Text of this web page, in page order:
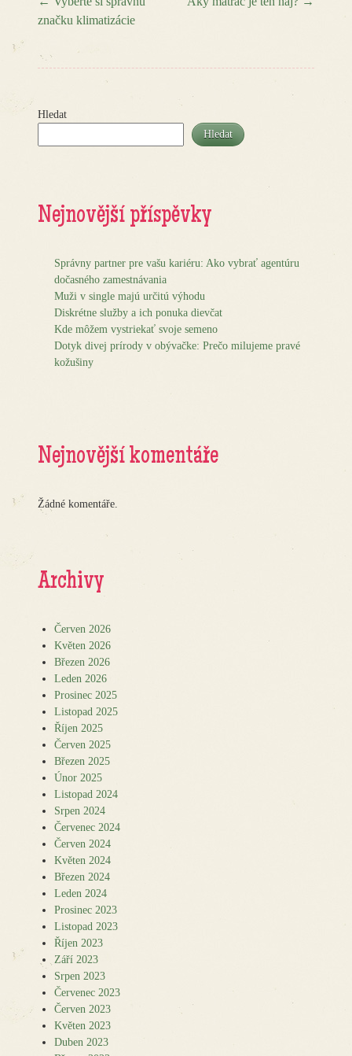
značku klimatizácie
Hledat
Hledat
Nejnovější příspěvky
Správny partner pre vašu kariéru: Ako vybrať agentúru
dočasného zamestnávania
Muži v single majú určitú výhodu
Diskrétne služby a ich ponuka dievčat
Kde môžem vystriekať svoje semeno
Dotyk divej prírody v obývačke: Prečo milujeme pravé
kožušiny
Nejnovější komentáře
Žádné komentáře.
Archivy
Červen 2026
Květen 2026
Březen 2026
Leden 2026
Prosinec 2025
Listopad 2025
Říjen 2025
Červen 2025
Březen 2025
Únor 2025
Listopad 2024
Srpen 2024
Červenec 2024
Červen 2024
Květen 2024
Březen 2024
Leden 2024
Prosinec 2023
Listopad 2023
Říjen 2023
Září 2023
Srpen 2023
Červenec 2023
Červen 2023
Květen 2023
Duben 2023